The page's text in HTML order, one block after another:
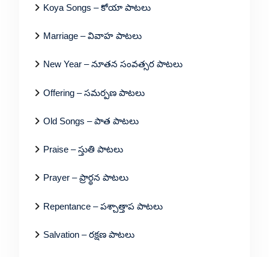
Koya Songs – కోయా పాటలు
Marriage – వివాహ పాటలు
New Year – నూతన సంవత్సర పాటలు
Offering – సమర్పణ పాటలు
Old Songs – పాత పాటలు
Praise – స్తుతి పాటలు
Prayer – ప్రార్థన పాటలు
Repentance – పశ్చాత్తాప పాటలు
Salvation – రక్షణ పాటలు